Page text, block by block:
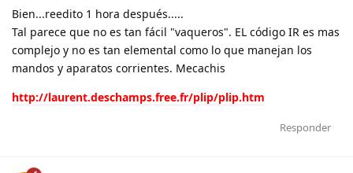
Bien...reedito 1 hora después.....
Tal parece que no es tan fácil "vaqueros". EL código IR es mas
complejo y no es tan elemental como lo que manejan los
mandos y aparatos corrientes. Mecachis
http://laurent.deschamps.free.fr/plip/plip.htm
Responder